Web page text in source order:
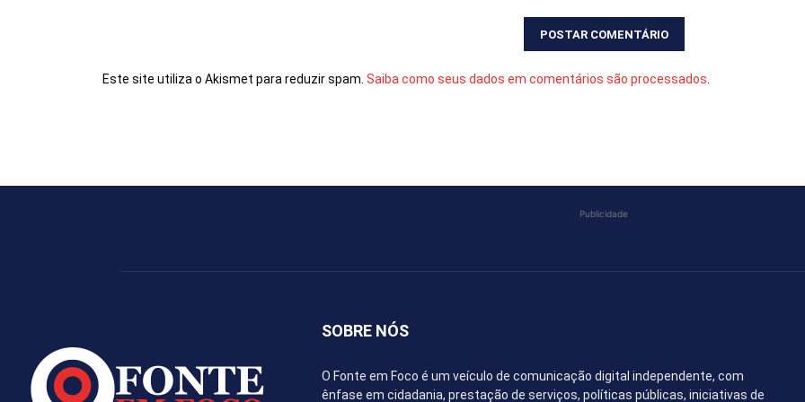
Este site utiliza o Akismet para reduzir spam. Saiba como seus dados em comentários são processados
Publicidade
SOBRE NÓS
O Fonte em Foco é um veículo de comunicação digital independente, com
ênfase em cidadania, prestação de serviços, políticas públicas, iniciativas de